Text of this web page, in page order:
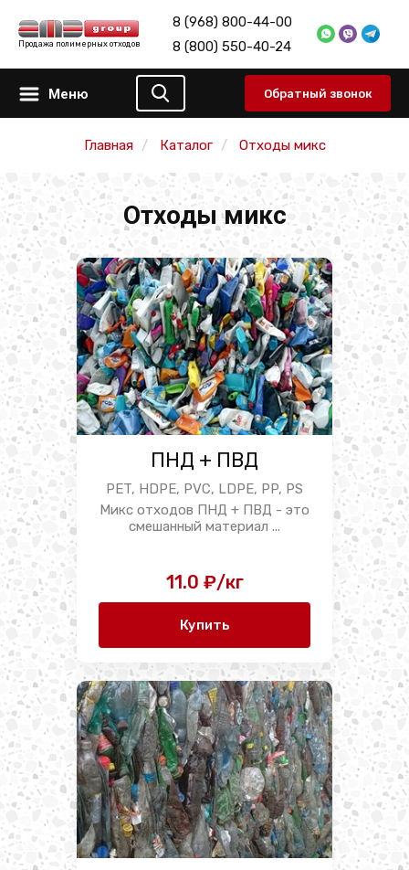
Продажа полимерных отходов
8 (968) 800-44-00
8 (800) 550-40-24
Меню Обратный звонок
Главная Каталог Отходы микс
Отходы микс
ПНД + ПВД
PET, HDPE, PVC, LDPE, PP, PS
Микс отходов ПНД + ПВД - это
смешанный материал ...
11.0 ₽/кг
Купить